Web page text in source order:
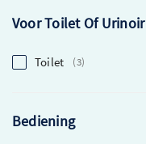
Voor Toilet Of Urinoir
Toilet 3
Bediening